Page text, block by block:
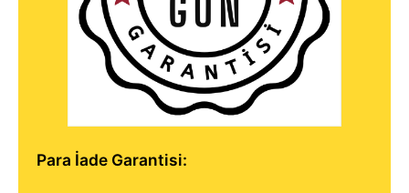
Para İade Garantisi: